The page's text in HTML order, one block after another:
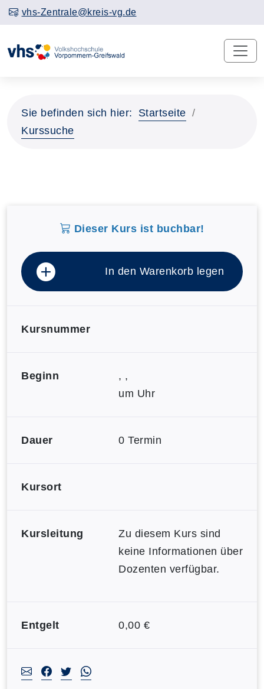
vhs-Zentrale@kreis-vg.de
Sie befinden sich hier:
Startseite
Kurssuche
Dieser Kurs ist buchbar!
In den Warenkorb legen
Kursnummer
Beginn
, ,
um Uhr
Dauer 0 Termin
Kursort
Kursleitung
Zu diesem Kurs sind
keine Informationen über
Dozenten verfügbar.
Entgelt 0,00 €